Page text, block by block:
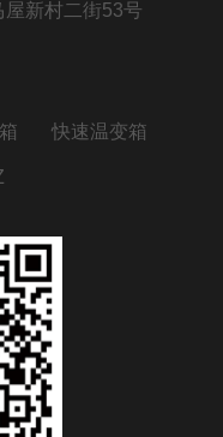
新村二街53号
快速温变箱